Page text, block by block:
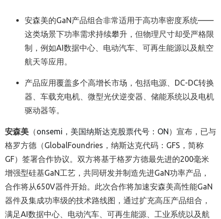
安森美的GaN产品组合非常适用于高功率密度系统——
这类场景下功率需求持续攀升，但物理尺寸却受严格限
制，例如AI数据中心、电动汽车、可再生能源以及航空
航天等应用。
产品应用覆盖多个高增长市场，包括电源、DC-DC转换
器、车载充电机、微型光伏逆变器、储能系统以及电机
驱动器等。
安森美 （onsemi ，美国纳斯达克股票代号：ON）宣布，已与
格罗方德（GlobalFoundries，纳斯达克代码：GFS，简称
GF）签署合作协议。双方将基于格罗方德最先进的200毫米
增强型硅基GaN工艺，共同研发并制造先进GaN功率产品，
合作将从650V器件开始。此次合作将加速安森美高性能GaN
器件及集成功率级的技术路线图，通过扩充高压产品组合，
满足AI数据中心、电动汽车、可再生能源、工业系统以及航